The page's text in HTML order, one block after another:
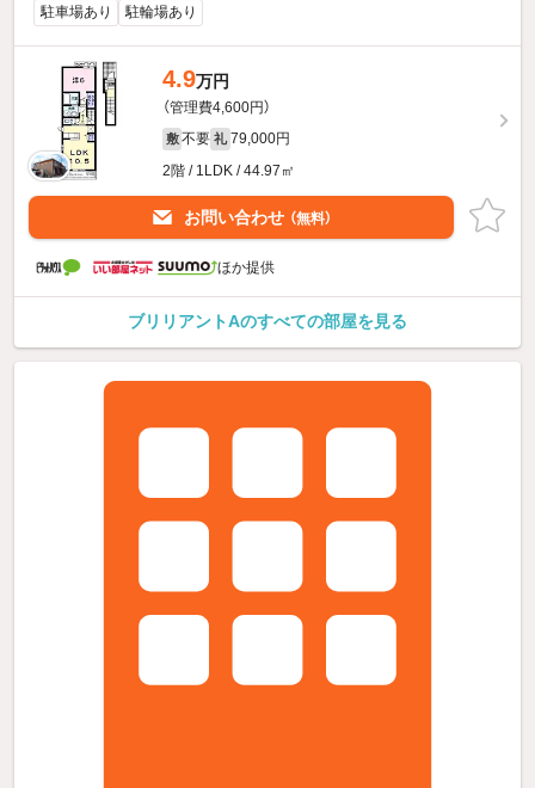
駐車場あり
駐輪場あり
4.9万円
（管理費4,600円）
敷 不要 礼 79,000円
2階 / 1LDK / 44.97㎡
お問い合わせ （無料）
ほか提供
ブリリアントAのすべての部屋を見る